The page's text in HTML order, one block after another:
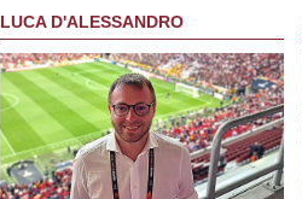
LUCA D'ALESSANDRO